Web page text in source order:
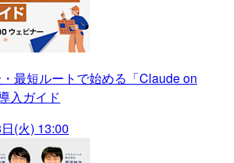
・最短ルートで始める「Claude on
入ガイド
(火) 13:00